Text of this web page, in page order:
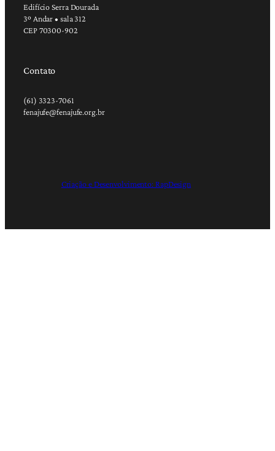
Edifício Serra Dourada
3º Andar • sala 312
CEP 70300-902
Contato
(61) 3323-7061
fenajufe@fenajufe.org.br
Criação e Desenvolvimento: RapDesign